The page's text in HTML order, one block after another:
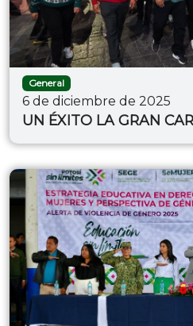
General
6 de diciembre de 2025
UN ÉXITO LA GRAN